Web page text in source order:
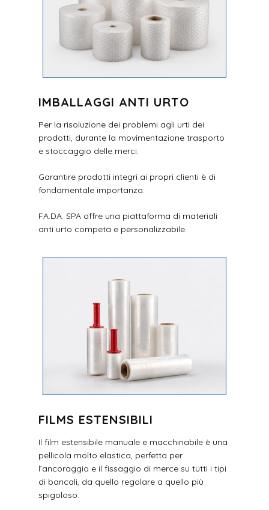
IMBALLAGGI ANTI URTO
Per la risoluzione dei problemi agli urti dei
prodotti, durante la movimentazione trasporto
e stoccaggio delle merci.
Garantire prodotti integri ai propri clienti è di
fondamentale importanza.
FA.DA. SPA offre una piattaforma di materiali
anti urto competa e personalizzabile.
FILMS ESTENSIBILI
Il film estensibile manuale e macchinabile è una
pellicola molto elastica, perfetta per
l’ancoraggio e il fissaggio di merce su tutti i tipi
di bancali, da quello regolare a quello più
spigoloso.